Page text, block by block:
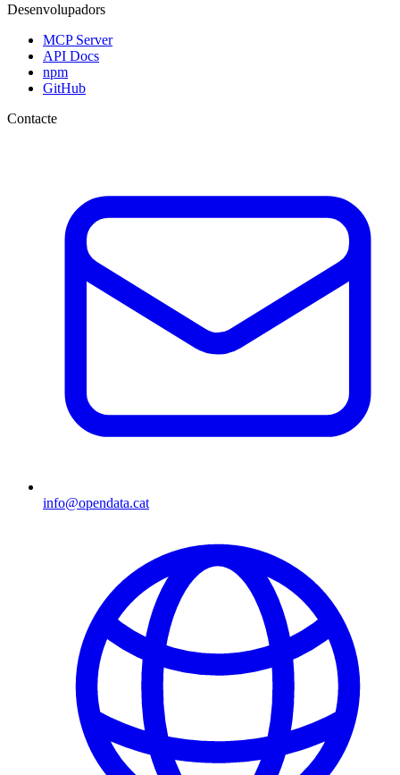
Desenvolupadors
MCP Server
API Docs
npm
GitHub
Contacte
info@opendata.cat